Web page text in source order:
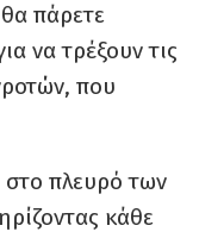
πάρετε
να τρέξουν τις
που
στο πλευρό των
κάθε